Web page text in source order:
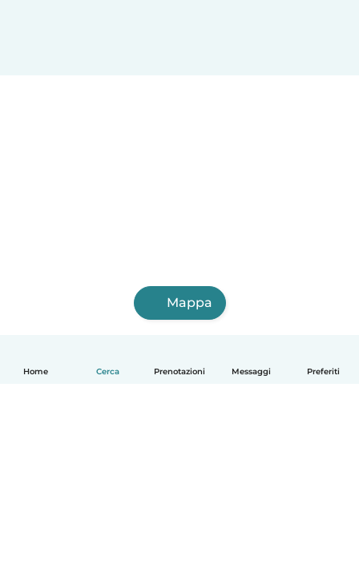
Home Cerca Prenotazioni Messaggi Preferiti
Mappa